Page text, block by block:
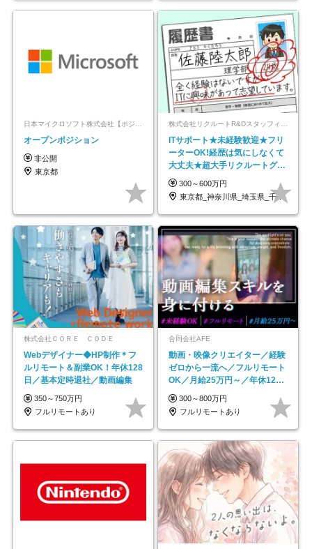
オープンポジション
非公開
東京都
ITサポート★未経験歓迎★フリ
ーターOK!経歴は気にしなくて
大丈夫★超大手リクルートグル
ープの正社員/sg
300～600万円
東京都_神奈川県_埼玉県_千葉県_大阪府…
株式会社ＣＯＲＥ ＣＯＤＥ
Webデザイナー◆HP制作＊フ
ルリモート＆副業OK！年休128
日／基本定時退社／動画編集
350～750万円
フルリモートあり
合同会社AFE
動画・映像クリエイター／経験
ゼロから一流へ／フルリモート
OK／月給25万円～／年休125
日以上
300～800万円
フルリモートあり